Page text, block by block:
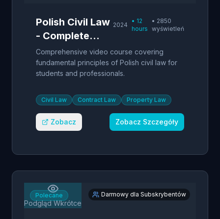
Polish Civil Law
- Complete
Course
2024
• 12
hours
• 2850
wyświetleń
Comprehensive video course covering
fundamental principles of Polish civil law for
students and professionals.
Civil Law Contract Law Property Law
Zobacz Zobacz Szczegóły
Podgląd Wkrótce
Polecane Darmowy dla Subskrybentów